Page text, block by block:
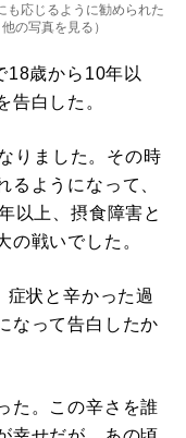
も応じるように勧められた
他の写真を見る ）
歳から10年以
告白した。
りました。その時
るようになって、
以上、摂食障害と
の戦いでした。
状と辛かった過
なって告白したか
た。この辛さを誰